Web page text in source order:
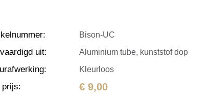
: Bison-UC
uit: Aluminium tube, kunststof dop
: Kleurloos
prijs: € 9,00